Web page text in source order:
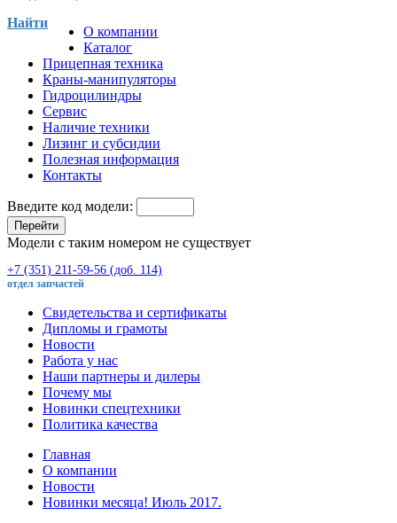
Найти
О компании
Каталог
Прицепная техника
Краны-манипуляторы
Гидроцилиндры
Сервис
Наличие техники
Лизинг и субсидии
Полезная информация
Контакты
Введите код модели:
Перейти
Модели с таким номером не существует
+7 (351) 211-59-56 (доб. 114)
отдел запчастей
Свидетельства и сертификаты
Дипломы и грамоты
Новости
Работа у нас
Наши партнеры и дилеры
Почему мы
Новинки спецтехники
Политика качества
Главная
О компании
Новости
Новинки месяца! Июль 2017.